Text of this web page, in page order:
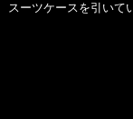
ケースを引いてい